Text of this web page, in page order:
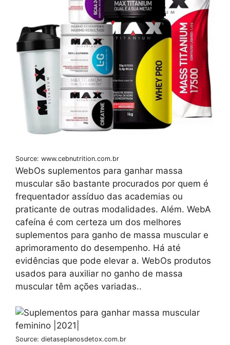
Source: www.cebnutrition.com.br
WebOs suplementos para ganhar massa
muscular são bastante procurados por quem é
frequentador assíduo das academias ou
praticante de outras modalidades. Além. WebA
cafeína é com certeza um dos melhores
suplementos para ganho de massa muscular e
aprimoramento do desempenho. Há até
evidências que pode elevar a. WebOs produtos
usados para auxiliar no ganho de massa
muscular têm ações variadas..
Source: dietaseplanosdetox.com.br